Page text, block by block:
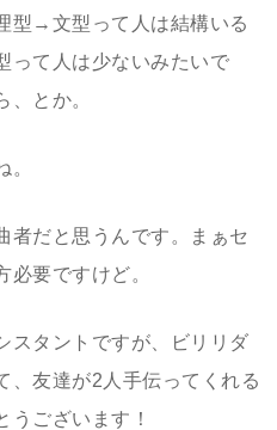
型→文型って人は結構いる
って人は少ないみたいで
、とか。
者だと思うんです。まぁセ
必要ですけど。
スタントですが、ビリリダ
、友達が2人手伝ってくれる
うございます！